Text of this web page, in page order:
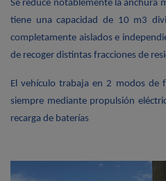
Se reduce notablemente la anchura
tiene una capacidad de 10 m3
completamente aislados e
de recoger distintas fracciones de
El vehículo trabaja en 2 modos de
siempre mediante propulsión
recarga de baterías